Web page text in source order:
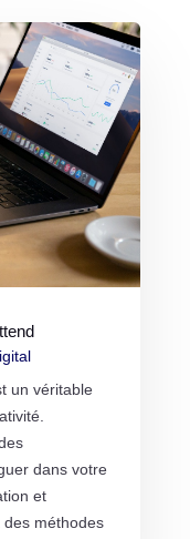
un véritable
dans votre
et
méthodes